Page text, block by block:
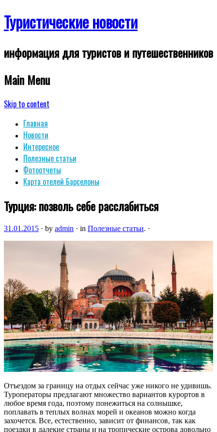
Туристические новости
информация для туристов и путешественников
Main Menu
Skip to content
Главная
Новости
Интересное
Полезные статьи
Фотоотчеты
Карта отелей Барселоны
Турция: позволь себе расслабиться
31.01.2015 · by admin · in Полезные статьи. ·
Отъездом за границу на отдых сейчас уже никого не удивишь.
Туроператоры предлагают множество вариантов курортов в
любое время года, поэтому понежиться на солнышке,
поплавать в теплых волнах морей и океанов можно когда
захочется. Все, естественно, зависит от финансов, так как
поездки в далекие страны и на тропические острова довольно